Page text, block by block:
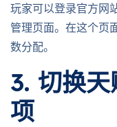
玩家可以登录官方网
管理页面。在这个页
数分配。
3. 切换
项